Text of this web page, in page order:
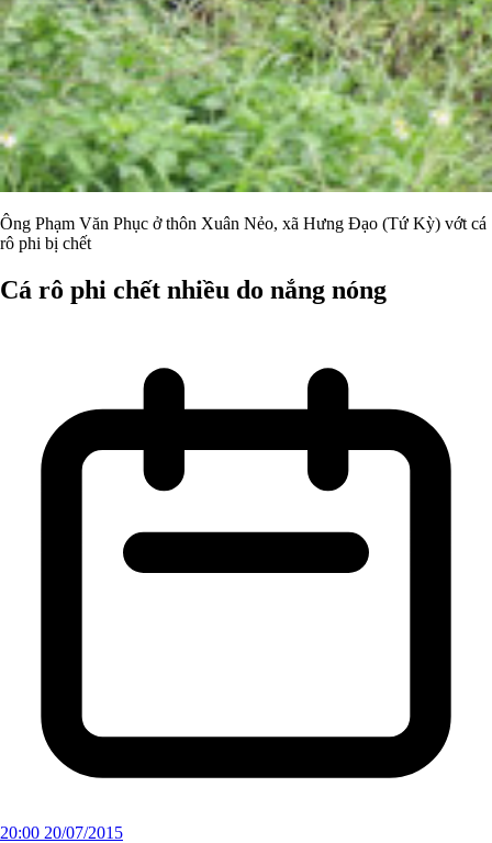
Ông Phạm Văn Phục ở thôn Xuân Nẻo, xã Hưng Đạo (Tứ Kỳ) vớt cá
rô phi bị chết
Cá rô phi chết nhiều do nắng nóng
20:00 20/07/2015